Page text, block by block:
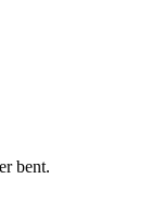
bent.